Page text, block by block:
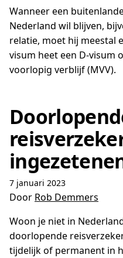
Wanneer een
Nederland wil blijven,
relatie, moet hij meestal
visum heet een D-visum
voorlopig verblijf (MVV).
7 januari 2023
Door Rob Demmers
Woon je niet in
doorlopende
tijdelijk of permanent in